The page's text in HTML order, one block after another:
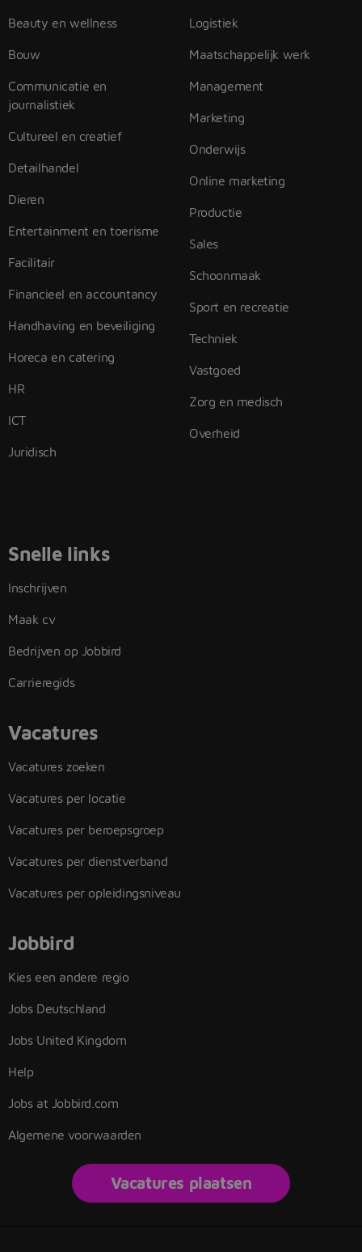
Beauty en wellness
Bouw
Communicatie en
journalistiek
Cultureel en creatief
Detailhandel
Dieren
Entertainment en toerisme
Facilitair
Financieel en accountancy
Handhaving en beveiliging
Horeca en catering
HR
ICT
Juridisch
Logistiek
Maatschappelijk werk
Management
Marketing
Onderwijs
Online marketing
Productie
Sales
Schoonmaak
Sport en recreatie
Techniek
Vastgoed
Zorg en medisch
Overheid
Snelle links
Inschrijven
Maak cv
Bedrijven op Jobbird
Carrieregids
Vacatures
Vacatures zoeken
Vacatures per locatie
Vacatures per beroepsgroep
Vacatures per dienstverband
Vacatures per opleidingsniveau
Jobbird
Kies een andere regio
Jobs Deutschland
Jobs United Kingdom
Help
Jobs at Jobbird.com
Algemene voorwaarden
Vacatures plaatsen